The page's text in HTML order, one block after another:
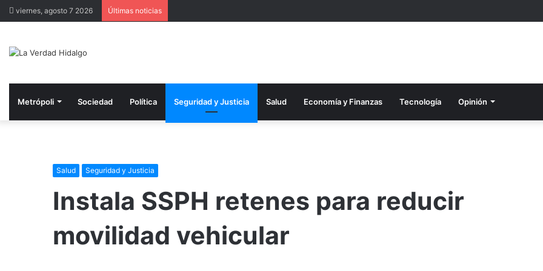
viernes, agosto 7 2026 Últimas noticias
Metrópoli Sociedad Política Seguridad y Justicia Salud Economía y Finanzas Tecnología Opinión
Salud Seguridad y Justicia
Instala SSPH retenes para reducir
movilidad vehicular